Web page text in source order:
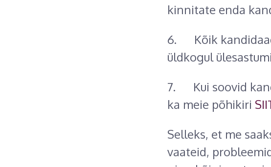
kinnitate enda
6. Kõik
üldkogul
7. Kui soovid
ka meie põhikiri
Selleks, et me
vaateid,